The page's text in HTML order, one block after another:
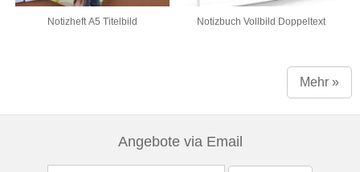
Notizheft A5 Titelbild Notizbuch Vollbild Doppeltext
Mehr »
Angebote via Email